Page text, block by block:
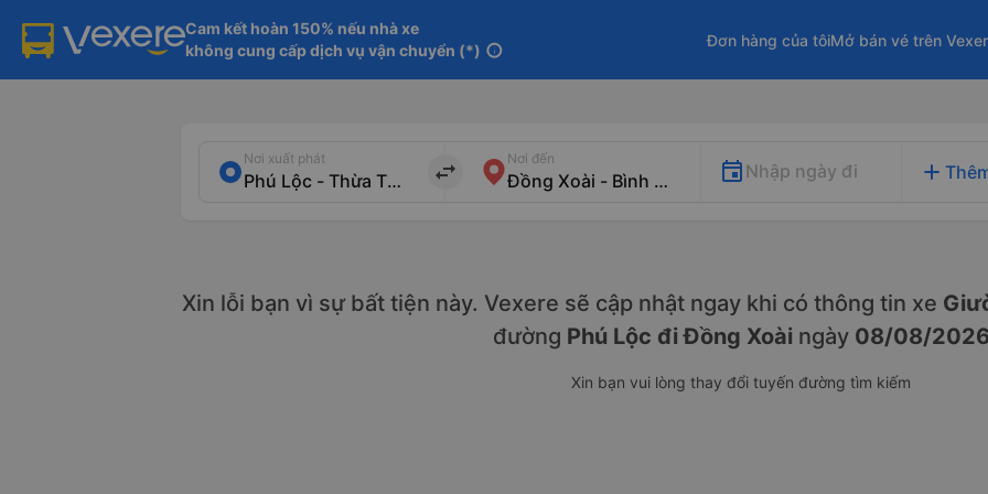
Cam kết hoàn 150% nếu nhà xe
không cung cấp dịch vụ vận chuyển (*) info
Đơn hàng của tôiMở bán vé trên
Nơi xuất phát
import_export
Nơi đến
Nhập ngày đi add
Xin lỗi bạn vì sự bất tiện này. Vexere sẽ cập nhật ngay khi có thông tin xe
đường Phú Lộc đi Đồng Xoài ngày 08/08/2026
Xin bạn vui lòng thay đổi tuyến đường tìm kiếm